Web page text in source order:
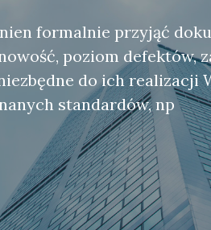
formalnie przyjąć
poziom defektów,
do ich realizacji
standardów, np